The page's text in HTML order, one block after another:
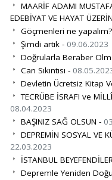
MAARİF ADAMI
EDEBİYAT VE HAYAT
Göçmenleri ne
Şimdi artık - 09.06.2023
Doğrularla Beraber
Can Sıkıntısı -
Devletin Ücretsiz Kitap
TECRÜBE İSRAFI ve
08.04.2023
BAŞINIZ SAĞ OLSUN -
DEPREMİN SOSYAL VE
22.03.2023
İSTANBUL
Depremle Yeniden